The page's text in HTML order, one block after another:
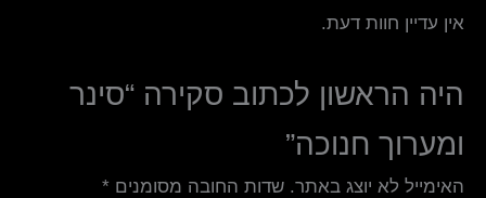
אין עדיין חוות דעת.
היה הראשון לכתוב סקירה “סינר
ומערוך חנוכה”
האימייל לא יוצג באתר. שדות החובה מסומנים *